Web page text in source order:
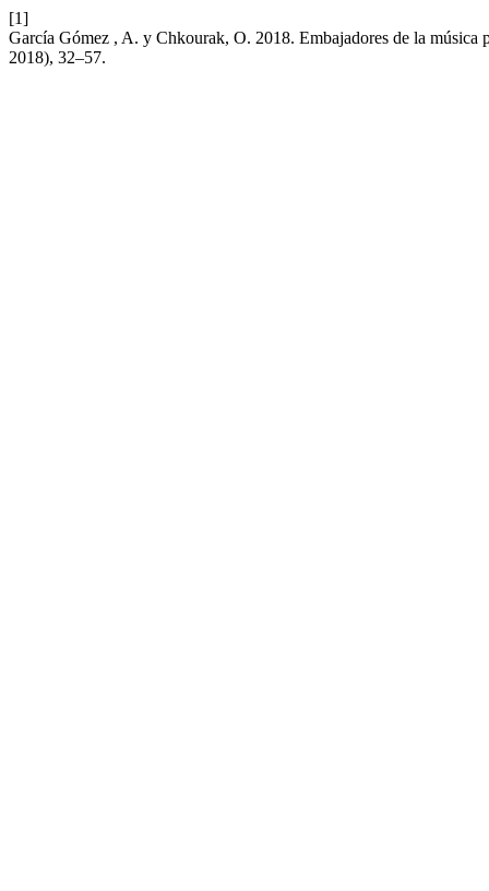
[1]
García Gómez , A. y Chkourak, O. 2018. Embajadores de la
2018), 32–57.